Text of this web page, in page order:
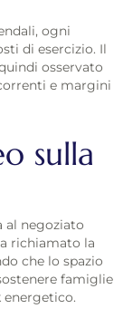
ogni
di esercizio. Il
osservato
e margini
sulla
al negoziato
richiamato la
che lo spazio
famiglie
energetico.